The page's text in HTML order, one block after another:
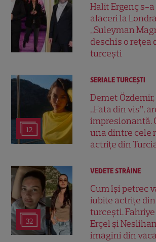
Halit Ergenç s-
afaceri la
„Suleyman
deschis o rețea
turcești
12
SERIALE TURCEŞTI
Demet
„Fata din vis”,
impresionantă.
una dintre cele
actrițe din
32
VEDETE STRĂINE
Cum își petrec
iubite actrițe
turcești. Fahriye
Erçel și
imagini din